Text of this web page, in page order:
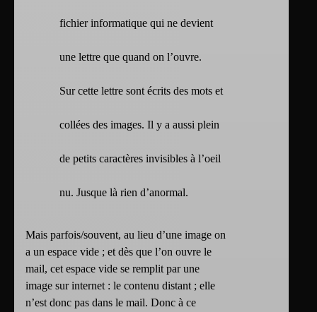
fichier informatique qui ne devient
une lettre que quand on l’ouvre.
Sur cette lettre sont écrits des mots et
collées des images. Il y a aussi plein
de petits caractères invisibles à l’oeil
nu. Jusque là rien d’anormal.
Mais parfois/souvent, au lieu d’une image on
a un espace vide ; et dès que l’on ouvre le
mail, cet espace vide se remplit par une
image sur internet : le contenu distant ; elle
n’est donc pas dans le mail. Donc à ce